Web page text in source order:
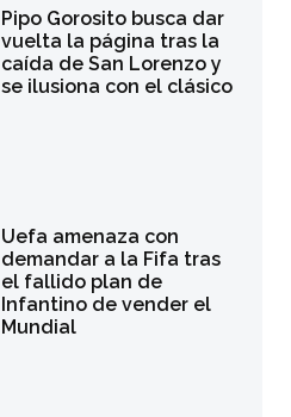
Pipo Gorosito busca dar
vuelta la página tras la
caída de San Lorenzo y
se ilusiona con el clásico
Uefa amenaza con
demandar a la Fifa tras
el fallido plan de
Infantino de vender el
Mundial